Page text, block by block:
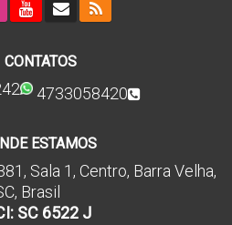
4733058420
ESTAMOS
, Sala 1 , Centro, Barra Velha,
, Brasil
SC 6522 J